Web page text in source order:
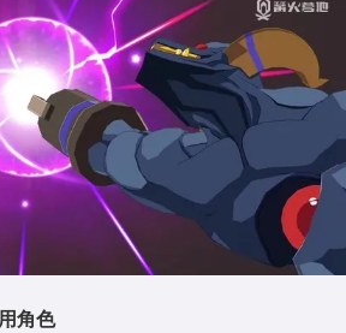
角色